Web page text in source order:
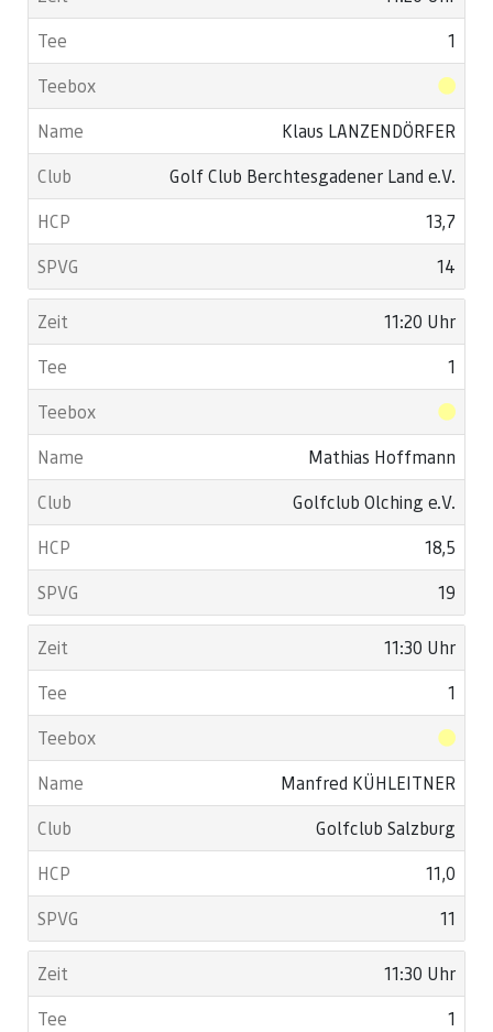
1
Klaus LANZENDÖRFER
Golf Club Berchtesgadener Land e.V.
13,7
14
11:20 Uhr
1
Mathias Hoffmann
Golfclub Olching e.V.
18,5
19
11:30 Uhr
1
Manfred KÜHLEITNER
Golfclub Salzburg
11,0
11
11:30 Uhr
1